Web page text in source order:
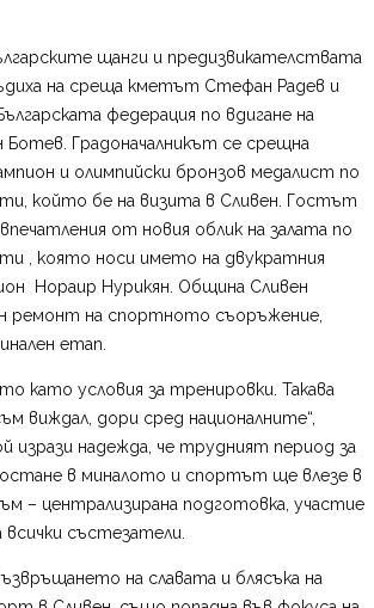
щанги и предизвикателствата
на среща кметът Стефан Радев и
федерация по вдигане на
Градоначалникът се срещна
и олимпийски бронзов медалист по
който бе на визита в Сливен. Гостът
от новия облик на залата по
, която носи името на двукратния
Нораир Нурикян. Община Сливен
ремонт на спортното съоръжение,
етап.
като условия за тренировки. Такава
виждал, дори сред националните“,
изрази надежда, че трудният период за
в миналото и спортът ще влезе в
– централизирана подготовка, участие
състезатели.
на славата и блясъка на